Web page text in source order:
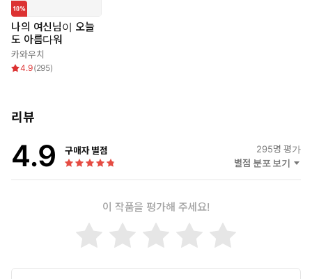
나의 여신님이 오늘
도 아름다워
카와우치
4.9(295)
리뷰
4.9 구매자 별점 295명 평가
별점 분포 보기
이 작품을 평가해 주세요!